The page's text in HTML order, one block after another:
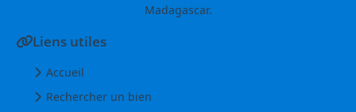
Madagascar.
Liens utiles
Accueil
Rechercher un bien